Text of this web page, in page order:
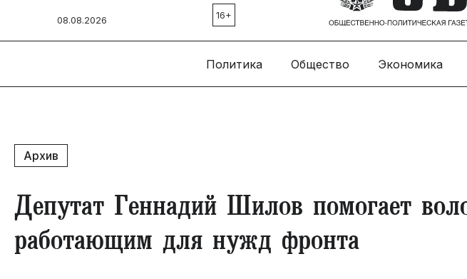
08.08.2026 16+
Политика Общество Экономика
Архив
Депутат Геннадий Шилов помогает
работающим для нужд фронта